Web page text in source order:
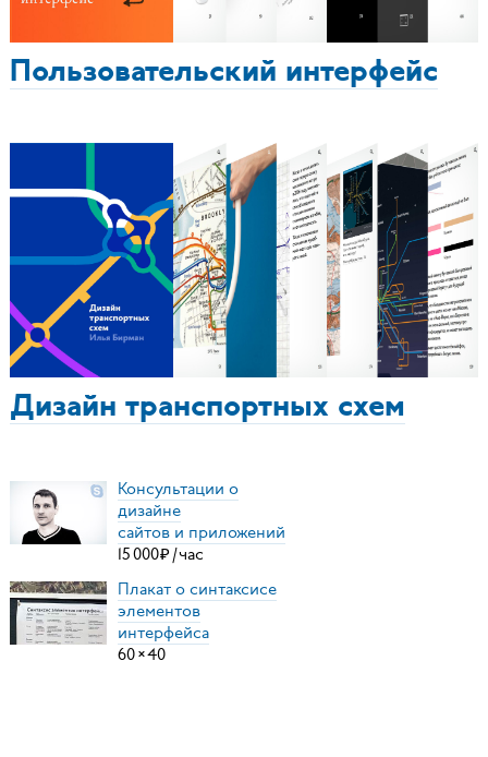
Пользовательский интерфейс
Дизайн транспортных схем
Консультации о
дизайне
сайтов и приложений
15000₽ /час
Плакат о синтаксисе
элементов
интерфейса
60×40